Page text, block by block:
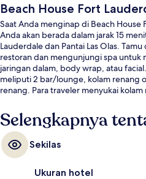
Beach House Fort
Saat Anda menginap di Beach House
Anda akan berada dalam jarak 15
Lauderdale dan Pantai Las Olas.
restoran dan mengunjungi spa untuk
jaringan dalam, body wrap, atau
meliputi 2 bar/lounge, kolam renang
renang. Para traveler menyukai
Selengkapnya
Sekilas
Ukuran hotel